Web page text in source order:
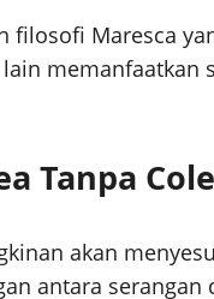
filosofi Maresca
Tanpa
akan
antara serangan